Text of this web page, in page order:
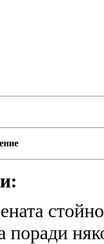
поради